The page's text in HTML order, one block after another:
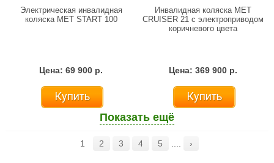
Электрическая инвалидная
коляска MET START 100
Цена: 69 900 р.
Купить
Инвалидная коляска MET
CRUISER 21 с электроприводом
коричневого цвета
Цена: 369 900 р.
Купить
Показать ещё
1 2 3 4 5 .... ›